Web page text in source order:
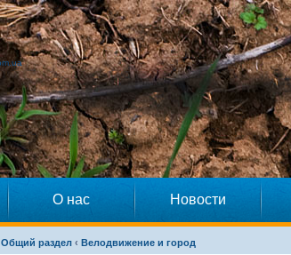
О нас Новости
Общий раздел ‹ Велодвижение и город